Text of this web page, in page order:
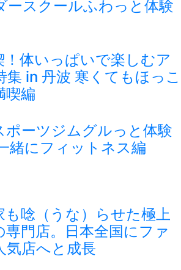
ースクールふわっと体験
！体いっぱいで楽しむア
集 in 丹波 寒くてもほっこ
喫編
ポーツジムグルっと体験
緒にフィットネス編
も唸（うな）らせた極上
専門店。日本全国にファ
気店へと成長